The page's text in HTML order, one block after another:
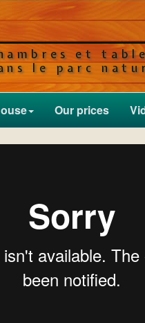
et
le parc
Our prices